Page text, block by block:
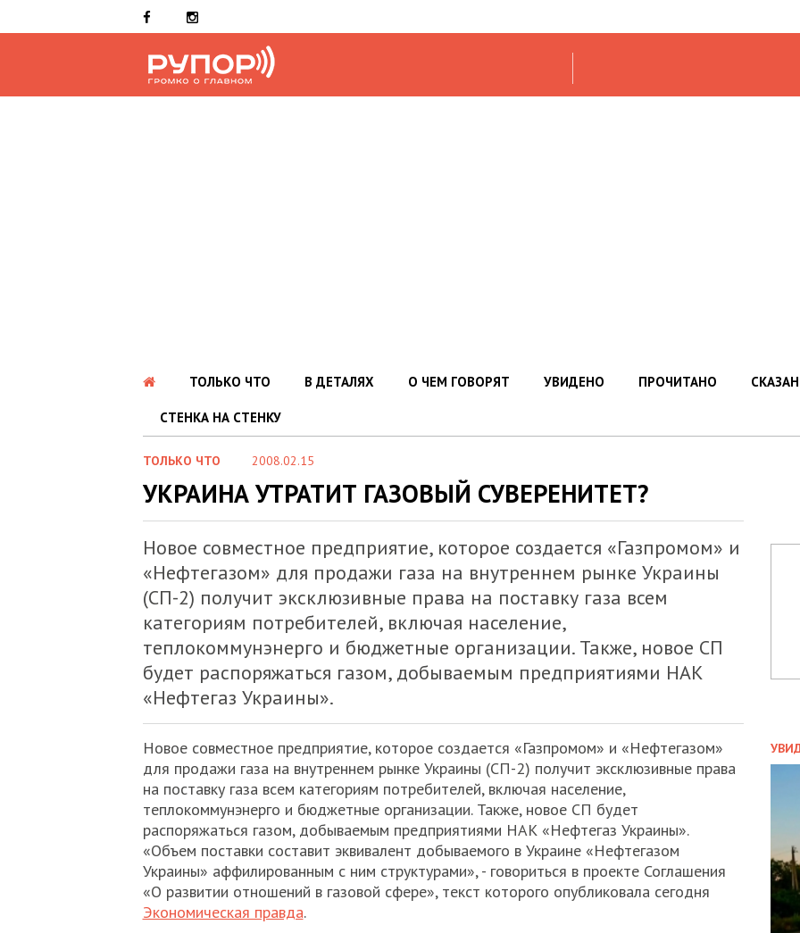
ТОЛЬКО ЧТО В ДЕТАЛЯХ О ЧЕМ ГОВОРЯТ УВИДЕНО ПРОЧИТАНО
СТЕНКА НА СТЕНКУ
ТОЛЬКО ЧТО 2008.02.15
УКРАИНА УТРАТИТ ГАЗОВЫЙ СУВЕРЕНИТЕТ?
Новое совместное предприятие, которое создается «Газпромом» и
«Нефтегазом» для продажи газа на внутреннем рынке Украины
(СП-2) получит эксклюзивные права на поставку газа всем
категориям потребителей, включая население,
теплокоммунэнерго и бюджетные организации. Также, новое СП
будет распоряжаться газом, добываемым предприятиями НАК
«Нефтегаз Украины».
Новое совместное предприятие, которое создается «Газпромом» и «Нефтегазом»
для продажи газа на внутреннем рынке Украины (СП-2) получит эксклюзивные права
на поставку газа всем категориям потребителей, включая население,
теплокоммунэнерго и бюджетные организации. Также, новое СП будет
распоряжаться газом, добываемым предприятиями НАК «Нефтегаз Украины».
«Объем поставки составит эквивалент добываемого в Украине «Нефтегазом
Украины» аффилированным с ним структурами», - говориться в проекте Соглашения
«О развитии отношений в газовой сфере», текст которого опубликовала сегодня
Экономическая правда.
НА